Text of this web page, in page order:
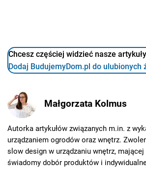
Chcesz częściej widzieć nasze
Dodaj BudujemyDom.pl do ulubionych
Małgorzata Kolmus
Autorka artykułów związanych m.in. z
urządzaniem ogrodów oraz wnętrz.
slow design w urządzaniu wnętrz, mającej
świadomy dobór produktów i